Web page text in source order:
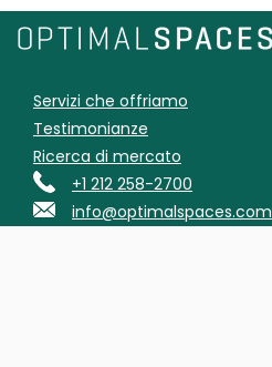
Servizi che offriamo
Testimonianze
Ricerca di mercato
+1 212 258-2700
info@optimalspaces.com